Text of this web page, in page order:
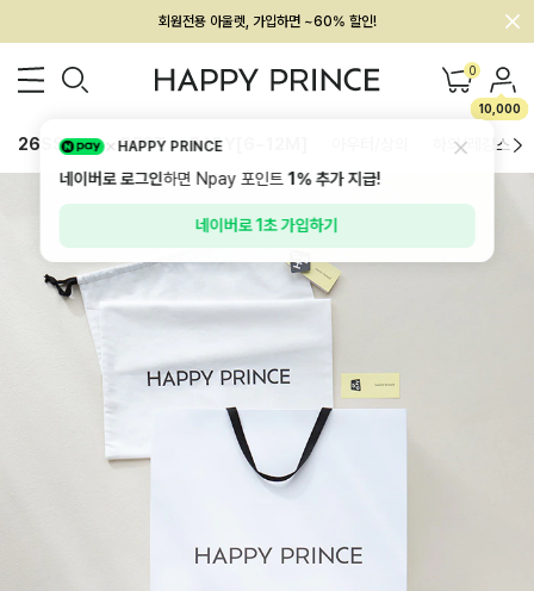
회원전용 아울렛, 가입하면 ~60% 할인!
멤버십 최대 28,000원 혜택 0
10,000
26SS 신상 BEST BABY[6~12M] 하의/레깅스
HAPPY PRINCE
네이버로 로그인하면 Npay 포인트1%추가 지급!
네이버로 1초 가입하기